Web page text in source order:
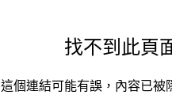
找不到此頁
這個連結可能有誤，內容已被